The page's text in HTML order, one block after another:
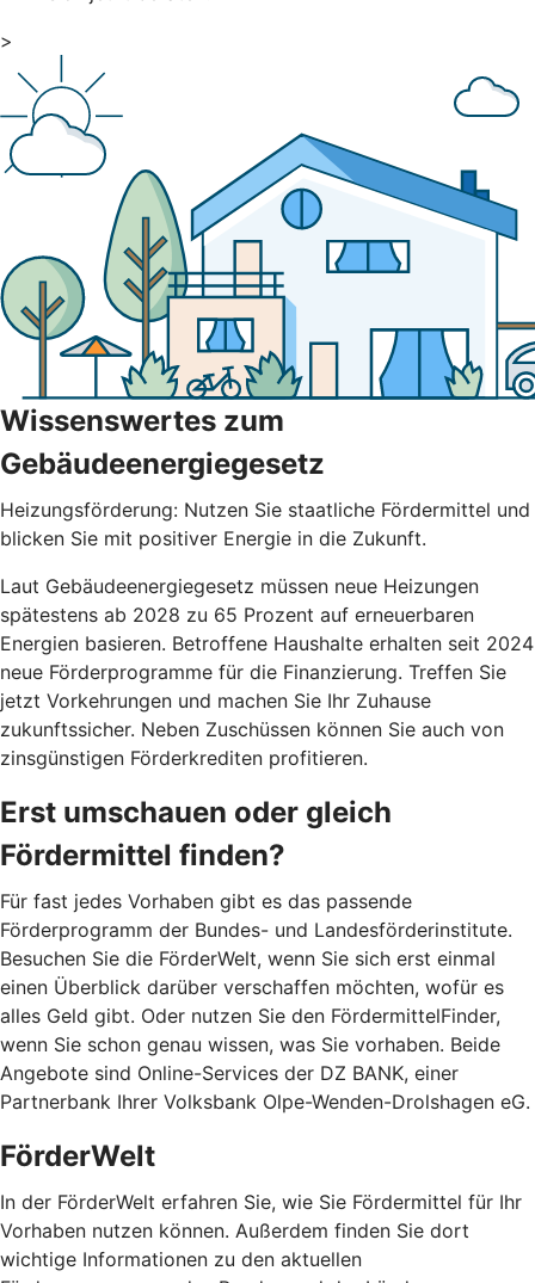
>
Wissenswertes zum
Gebäudeenergiegesetz
Heizungsförderung: Nutzen Sie staatliche Fördermittel und
blicken Sie mit positiver Energie in die Zukunft.
Laut Gebäudeenergiegesetz müssen neue Heizungen
spätestens ab 2028 zu 65 Prozent auf erneuerbaren
Energien basieren. Betroffene Haushalte erhalten seit 2024
neue Förderprogramme für die Finanzierung. Treffen Sie
jetzt Vorkehrungen und machen Sie Ihr Zuhause
zukunftssicher. Neben Zuschüssen können Sie auch von
zinsgünstigen Förderkrediten profitieren.
Erst umschauen oder gleich
Fördermittel finden?
Für fast jedes Vorhaben gibt es das passende
Förderprogramm der Bundes- und Landesförderinstitute.
Besuchen Sie die FörderWelt, wenn Sie sich erst einmal
einen Überblick darüber verschaffen möchten, wofür es
alles Geld gibt. Oder nutzen Sie den FördermittelFinder,
wenn Sie schon genau wissen, was Sie vorhaben. Beide
Angebote sind Online-Services der DZ BANK, einer
Partnerbank Ihrer Volksbank Olpe-Wenden-Drolshagen eG.
FörderWelt
In der FörderWelt erfahren Sie, wie Sie Fördermittel für Ihr
Vorhaben nutzen können. Außerdem finden Sie dort
wichtige Informationen zu den aktuellen